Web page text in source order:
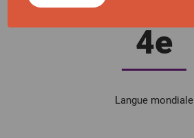
4e
Langue mondiale